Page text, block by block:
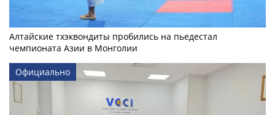
Алтайские тхэквондиты пробились на пьедестал
чемпионата Азии в Монголии
Официально